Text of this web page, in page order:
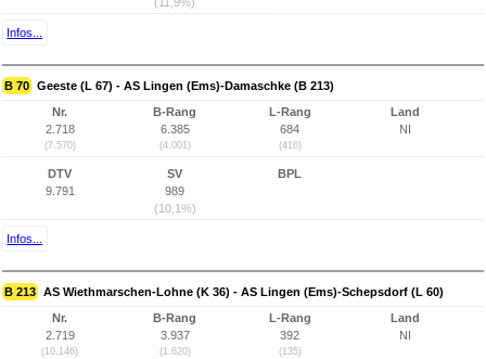
Infos...
B 70 Geeste (L 67) - AS Lingen (Ems)-Damaschke (B 213)
Nr.
2.718
(7.570)
B-Rang
6.385
(4.001)
L-Rang
684
(416)
Land
NI
DTV
9.791
SV
989
(10,1%)
BPL
Infos...
B 213 AS Wiethmarschen-Lohne (K 36) - AS Lingen (Ems)-Schepsdorf (L 60)
Nr.
2.719
(10.146)
B-Rang
3.937
(1.620)
L-Rang
392
(135)
Land
NI